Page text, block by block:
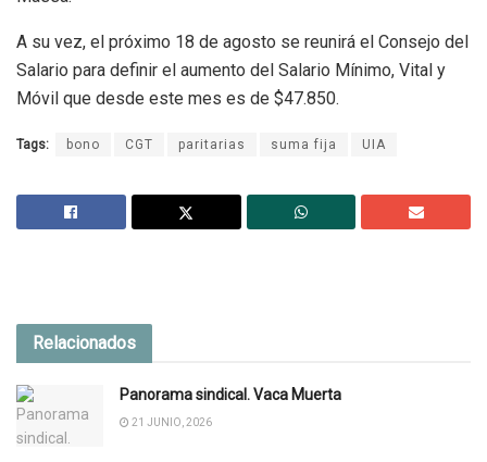
A su vez, el próximo 18 de agosto se reunirá el Consejo del
Salario para definir el aumento del Salario Mínimo, Vital y
Móvil que desde este mes es de $47.850.
Tags: bono CGT paritarias suma fija UIA
Relacionados
Panorama sindical. Vaca Muerta
21 JUNIO, 2026